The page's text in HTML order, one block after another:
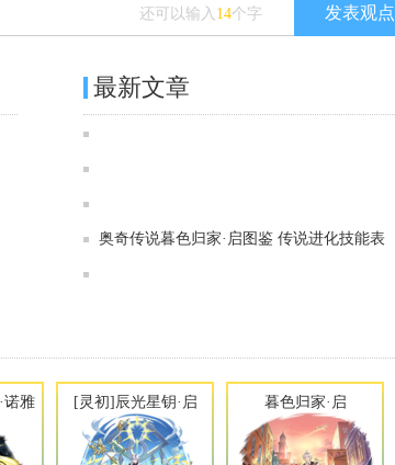
还可以输入 14个字 发表观点
最新文章
奥奇传说暮色归家·启图鉴 传说进化技能表
诺雅 [灵初]辰光星钥·启 暮色归家·启